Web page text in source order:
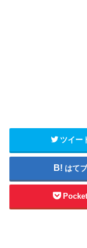
ツイー
はてブ
Pocket